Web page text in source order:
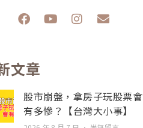
F
a
b
o
o
k
Y
o
e
I
n
r
a
m
E
n
p
e
文章
股市崩盤，拿房子玩股票會
有多慘？【台灣大小事】